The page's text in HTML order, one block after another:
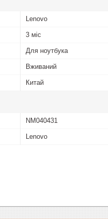
Lenovo
3 міс
Для ноутбука
Вживаний
Китай
NM040431
Lenovo